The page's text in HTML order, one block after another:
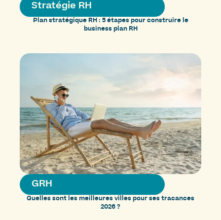
Stratégie RH
Plan stratégique RH : 5 étapes pour construire le
business plan RH
GRH
Quelles sont les meilleures villes pour ses tracances
2026 ?